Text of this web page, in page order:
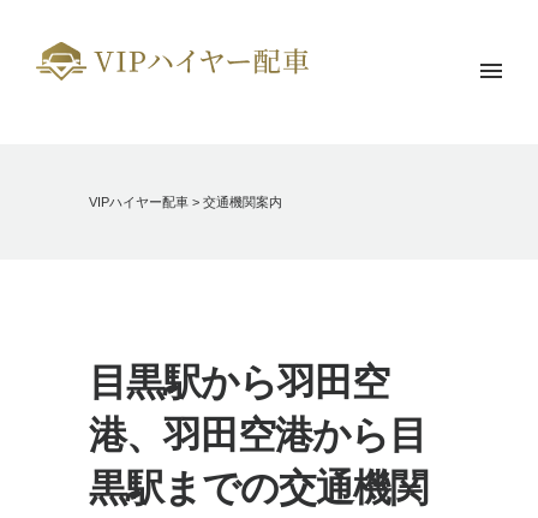
VIPハイヤー配車 > 交通機関案内
目黒駅から羽田空
港、羽田空港から目
黒駅までの交通機関